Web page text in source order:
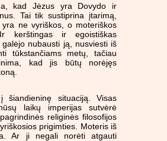
kad Jėzus yra Dovydo ir
Tai tik sustiprina įtarimą,
yra ne vyriškos, o moteriškos
kerštingas ir egoistiškas
galėjo nubausti ją, nusviesti iš
tūkstančiams metų, tačiau
kad jis būtų norėjęs
šiandieninę situaciją. Visas
laikų imperijas sutvėrė
religinės filosofijos
prigimties. Moteris iš
Ar ji negali norėti atgauti